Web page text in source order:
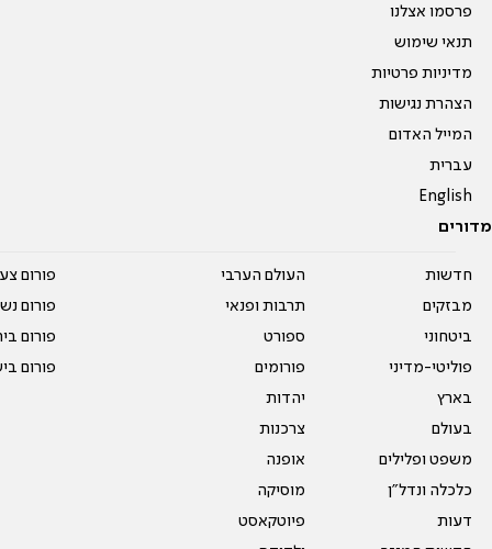
פרסמו אצלנו
תנאי שימוש
מדיניות פרטיות
הצהרת נגישות
המייל האדום
עברית
English
מדורים
חדשות
מבזקים
ביטחוני
פוליטי-מדיני
בארץ
בעולם
משפט ופלילים
כלכלה ונדל"ן
דעות
העולם הערבי
תרבות ופנאי
ספורט
פורומים
יהדות
צרכנות
אופנה
מוסיקה
פיוטקאסט
פורום
פורום
פורום
פורום